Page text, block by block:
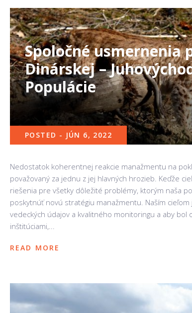
Spoločné usmernenia
Dinárskej –
Populácie
POSTED - JÚN 6, 2022
Nedostatok koherentnej reakcie manažmentu na
považovaný za jednu z jej hlavných hrozieb. Keďže
riešenia pre všetky dôležité problémy, ktorým naša
poskytnúť novú stratégiu manažmentu. Naším
vedeckých údajov a kvalitného monitoringu a aby bol
inštitúciami,...
READ MORE